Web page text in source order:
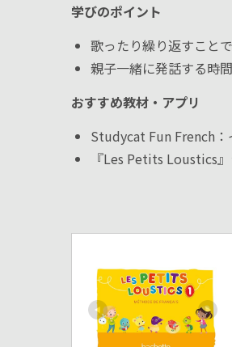
学びのポイント
歌ったり繰り返すこと
親子一緒に発話する時
おすすめ教材・アプリ
Studycat Fun French：
『Les Petits Loustics